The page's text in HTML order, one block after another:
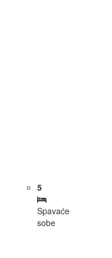
5
Spavaće
sobe